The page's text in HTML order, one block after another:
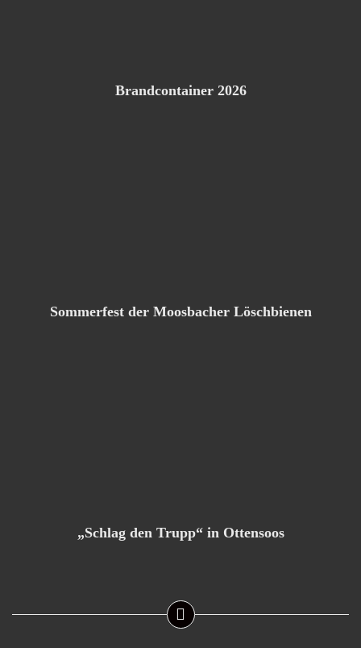
Brandcontainer 2026
Sommerfest der Moosbacher Löschbienen
„Schlag den Trupp“ in Ottensoos